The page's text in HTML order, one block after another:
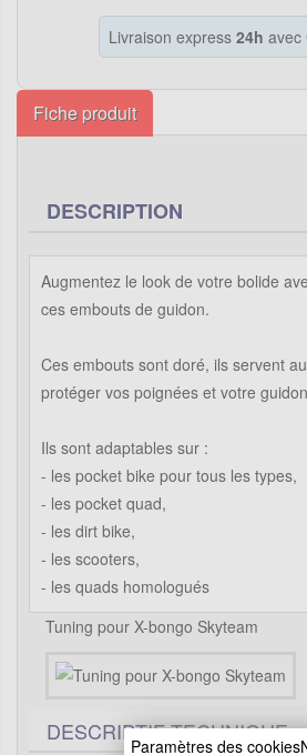
Livraison express 24h avec
Fiche produit
DESCRIPTION
Augmentez le look de votre bolide
ces embouts de guidon.
Ces embouts sont doré, ils servent
protéger vos poignées et votre
Ils sont adaptables sur :
- les pocket bike pour tous les types,
- les pocket quad,
- les dirt bike,
- les scooters,
- les quads homologués
Tuning pour X-bongo Skyteam
DESCRIPTIF TECHNIQUE
Paramètres des